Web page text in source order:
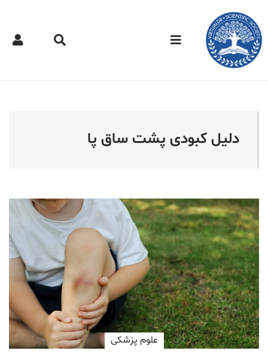
دکتر مجازی - دلیل کبودی
دلیل کبودی پشت ساق پا
علوم پزشكی